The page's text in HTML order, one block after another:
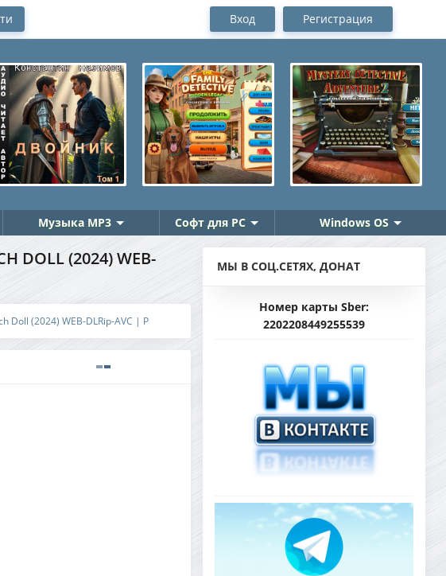
Вход Регистрация
Музыка MP3 Софт для PC Windows OS
(2024) WEB-
Doll (2024) WEB-DLRip-AVC | P
МЫ В СОЦ.СЕТЯХ, ДОНАТ
Номер карты Sber:
2202208449255539